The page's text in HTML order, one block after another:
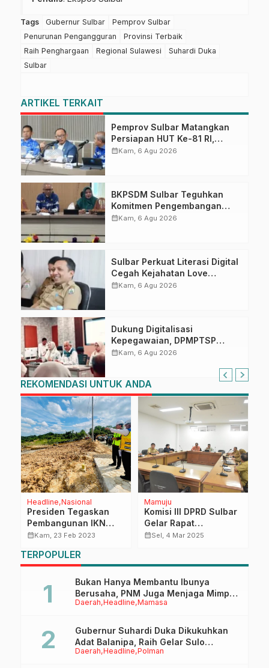
Tags Gubernur Sulbar
Pemprov Sulbar
Penurunan Pengangguran
Provinsi Terbaik
Raih Penghargaan
Regional Sulawesi
Suhardi Duka
Sulbar
ARTIKEL TERKAIT
Pemprov Sulbar Matangkan
Persiapan HUT Ke-81 RI,
Puncak Upacara di Lapangan
calendar_monthKam, 6 Agu 2026
BKPSDM Sulbar Teguhkan
Komitmen Pengembangan
Kompetensi ASN melalui
calendar_monthKam, 6 Agu 2026
Sulbar Perkuat Literasi Digital
Cegah Kejahatan Love
Scamming
calendar_monthKam, 6 Agu 2026
Dukung Digitalisasi
Kepegawaian, DPMPTSP
Sulbar Siap Terapkan Aplikasi
calendar_monthKam, 6 Agu 2026
REKOMENDASI UNTUK ANDA
Headline Nasional
Presiden Tegaskan
Pembangunan IKN
Harus Selalu
Lingkungan
calendar_monthKam, 23 Feb 2023
Mamuju
Komisi III DPRD Sulbar
Gelar Rapat
Monitoring dan
calendar_monthSel, 4 Mar 2025
TERPOPULER
Daerah Headline Mamasa
Bukan Hanya Membantu Ibunya
Berusaha, PNM Juga Menjaga Mimpi
Anaknya Untuk Menggapai Cita-Cita
Daerah Headline Polman
Gubernur Suhardi Duka Dikukuhkan
Adat Balanipa, Raih Gelar Sulo
Tappidena